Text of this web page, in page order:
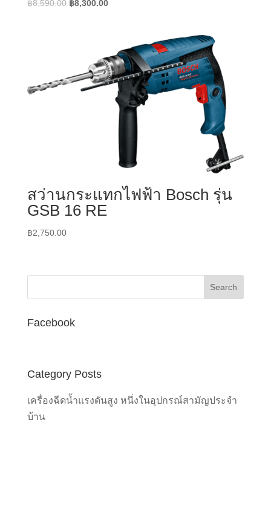
฿8,590.00 Original
฿8,300.00Current
฿8,300.00.
สว่านกระแทกไฟฟ้า Bosch รุ่น
GSB 16 RE
฿2,750.00
Facebook
Category Posts
เครื่องฉีดน้ำแรงดันสูง หนึ่งในอุปกรณ์สามัญประจำ
บ้าน